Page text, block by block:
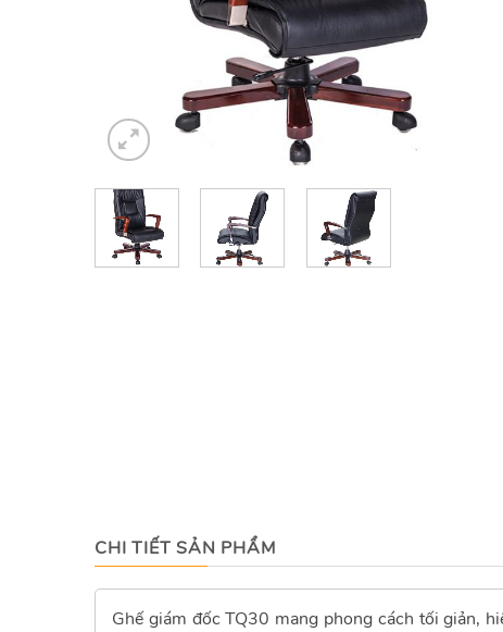
CHI TIẾT SẢN PHẨM
Ghế giám đốc TQ30 mang phong cách tối giản,